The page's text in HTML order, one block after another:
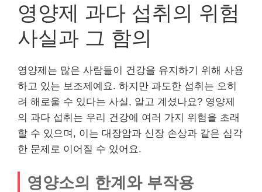
영양제 과다 섭취의 위험
사실과 그 함의
영양제는 많은 사람들이 건강을 유지하기 위해 사용
하고 있는 보조제예요. 하지만 과도한 섭취는 오히
려 해로울 수 있다는 사실, 알고 계셨나요? 영양제
의 과다 섭취는 우리 건강에 여러 가지 위험을 초래
할 수 있으며, 이는 대장암과 신장 손상과 같은 심각
한 문제로 이어질 수 있어요.
영양소의 한계와 부작용